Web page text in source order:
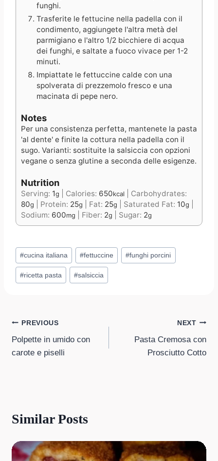
funghi.
Trasferite le fettucine nella padella con il
condimento, aggiungete l'altra metà del
parmigiano e l'altro 1/2 bicchiere di acqua
dei funghi, e saltate a fuoco vivace per 1-2
minuti.
Impiattate le fettuccine calde con una
spolverata di prezzemolo fresco e una
macinata di pepe nero.
Notes
Per una consistenza perfetta, mantenete la pasta
'al dente' e finite la cottura nella padella con il
sugo. Varianti: sostituite la salsiccia con opzioni
vegane o senza glutine a seconda delle esigenze.
Nutrition
Serving: 1g Calories: 650kcal
Carbohydrates:
80g Protein: 25g Fat: 25g Saturated Fat: 10g
Sodium: 600mg Fiber: 2g Sugar: 2g
Post
Tags:
#cucina italiana #fettuccine #funghi porcini
#ricetta pasta #salsiccia
Post
navigation
PREVIOUS
Polpette in umido con
carote e piselli
NEXT
Pasta Cremosa con
Prosciutto Cotto
Similar Posts